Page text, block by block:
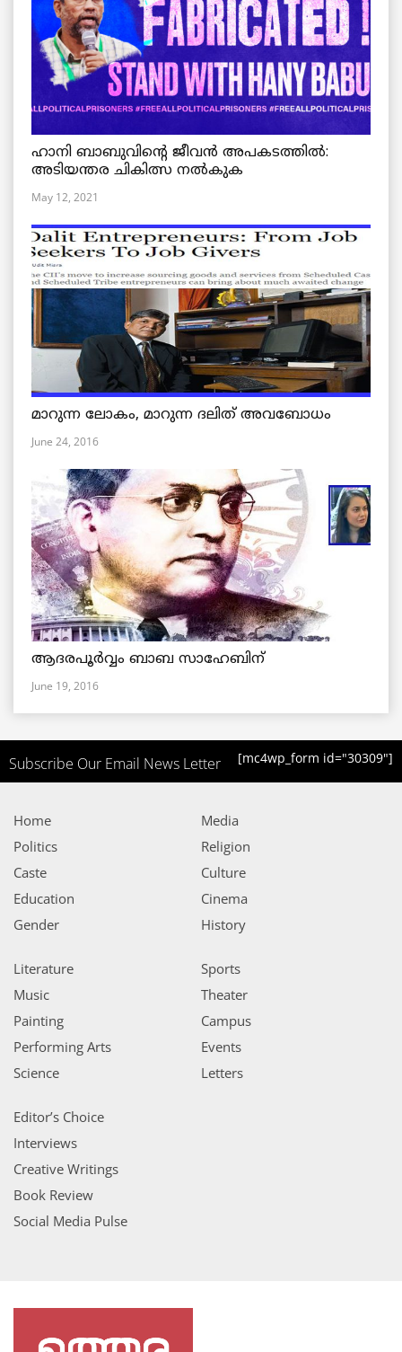
ഹാനി ബാബുവിന്റെ ജീവൻ അപകടത്തിൽ:
അടിയന്തര ചികിത്സ നൽകുക
May 12, 2021
മാറുന്ന ലോകം, മാറുന്ന ദലിത് അവബോധം
June 24, 2016
ആദരപൂര്‍വ്വം ബാബ സാഹേബിന്
June 19, 2016
Subscribe Our Email News Letter [mc4wp_form id="30309"]
Home
Politics
Caste
Education
Gender
Media
Religion
Culture
Cinema
History
Literature
Music
Painting
Performing Arts
Science
Sports
Theater
Campus
Events
Letters
Editor’s Choice
Interviews
Creative Writings
Book Review
Social Media Pulse